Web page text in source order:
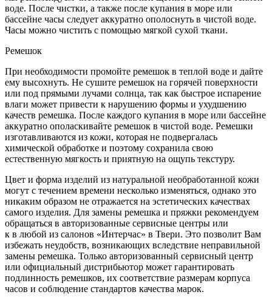
воде. После чистки, а также после купания в море или
бассейне часы следует аккуратно ополоснуть в чистой воде.
Часы можно чистить с помощью мягкой сухой ткани.
Ремешок
При необходимости промойте ремешок в теплой воде и дайте
ему высохнуть. Не сушите ремешок на горячей поверхности
или под прямыми лучами солнца, так как быстрое испарение
влаги может привести к нарушению формы и ухудшению
качеств ремешка. После каждого купания в море или бассейне
аккуратно ополаскивайте ремешок в чистой воде. Ремешки
изготавливаются из кожи, которая не подвергалась
химической обработке и поэтому сохранила свою
естественную мягкость и приятную на ощупь текстуру.
Цвет и форма изделий из натуральной необработанной кожи
могут с течением времени несколько изменяться, однако это
никаким образом не отражается на эстетических качествах
самого изделия. Для замены ремешка и пряжки рекомендуем
обращаться в авторизованные сервисные центры или
к в любой из салонов «Интерчас» в Твери. Это позволит Вам
избежать неудобств, возникающих вследствие неправильной
замены ремешка. Только авторизованный сервисный центр
или официальный дистрибьютор может гарантировать
подлинность ремешков, их соответствие размерам корпуса
часов и соблюдение стандартов качества марок.